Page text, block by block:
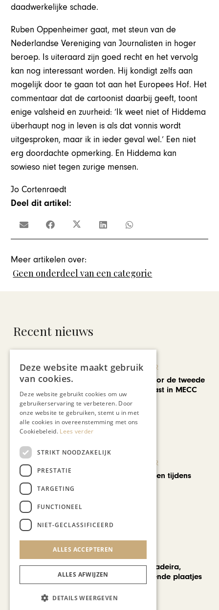
daadwerkelijke schade.
Ruben Oppenheimer gaat, met steun van de
Nederlandse Vereniging van Journalisten in hoger
beroep. Is uiteraard zijn goed recht en het vervolg
kan nog interessant worden. Hij kondigt zelfs aan
mogelijk door te gaan tot aan het Europees Hof. Het
commentaar dat de cartoonist daarbij geeft, toont
enige valsheid en zuurheid: ‘Ik weet niet of Hiddema
überhaupt nog in leven is als dat vonnis wordt
uitgesproken, maar ik in ieder geval wel.’ Een niet
erg doordachte opmerking. En Hiddema kan
sowieso niet tegen zurige mensen.
Jo Cortenraedt
Deel dit artikel:
Meer artikelen over:
Geen onderdeel van een categorie
Recent nieuws
KUNST & CULTUUR
EuropArtFair voor de tweede
keer op rij te gast in MECC
Maastricht
KUNST & CULTUUR
Wereldse beelden tijdens
REIZEN
Een week op Madeira,
voorbij de bekende plaatjes
Deze website maakt gebruik
van cookies.
Deze website gebruikt cookies om uw
gebruikerservaring te verbeteren. Door
onze website te gebruiken, stemt u in met
alle cookies in overeenstemming met ons
Cookiebeleid. Lees verder
STRIKT NOODZAKELIJK
PRESTATIE
TARGETING
FUNCTIONEEL
NIET-GECLASSIFICEERD
ALLES ACCEPTEREN
ALLES AFWIJZEN
DETAILS WEERGEVEN